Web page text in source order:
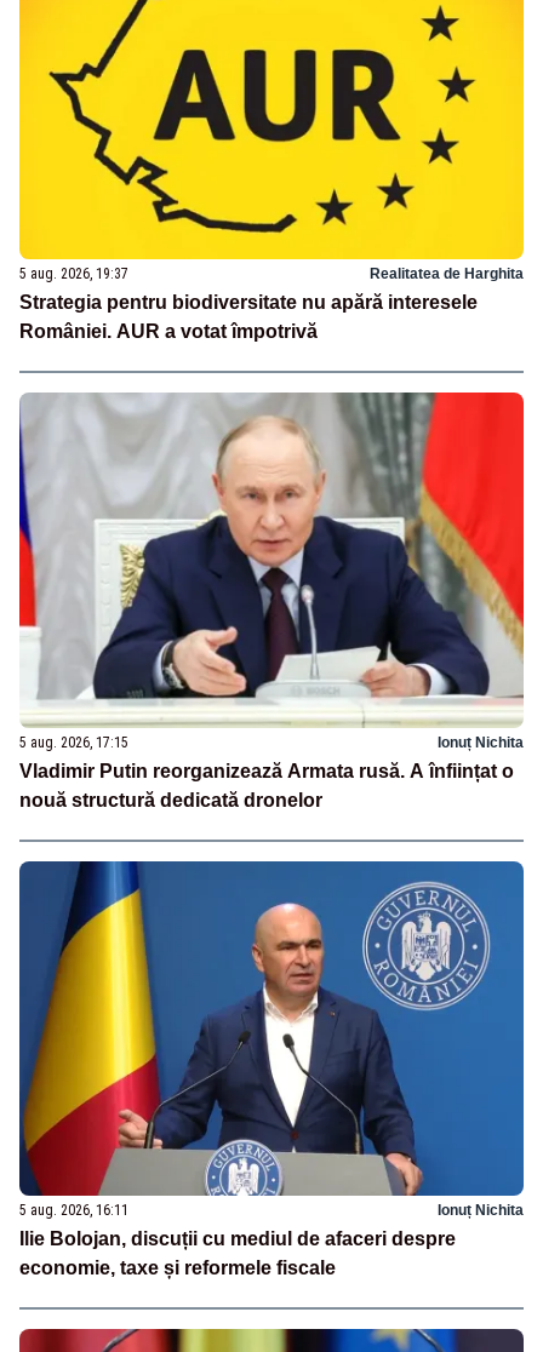
5 aug. 2026, 19:37 Realitatea de Harghita
Strategia pentru biodiversitate nu apără interesele
României. AUR a votat împotrivă
5 aug. 2026, 17:15 Ionuț Nichita
Vladimir Putin reorganizează Armata rusă. A înființat o
nouă structură dedicată dronelor
5 aug. 2026, 16:11 Ionuț Nichita
Ilie Bolojan, discuții cu mediul de afaceri despre
economie, taxe și reformele fiscale